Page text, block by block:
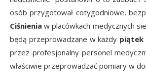
osób przygotował cotygodniowe,
Ciśnienia w placówkach medycznych
będą przeprowadzane w każdy piątek
przez profesjonalny personel
właściwie przeprowadzać pomiary w